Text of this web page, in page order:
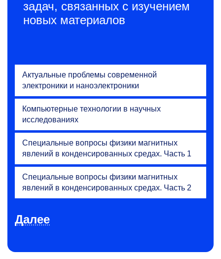
задач, связанных с изучением
новых материалов
Актуальные проблемы современной
электроники и наноэлектроники
Компьютерные технологии в научных
исследованиях
Специальные вопросы физики магнитных
явлений в конденсированных средах. Часть 1
Специальные вопросы физики магнитных
явлений в конденсированных средах. Часть 2
Далее